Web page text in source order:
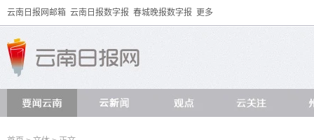
云南日报网邮箱 云南日报数字报 春城晚报数字报 更多